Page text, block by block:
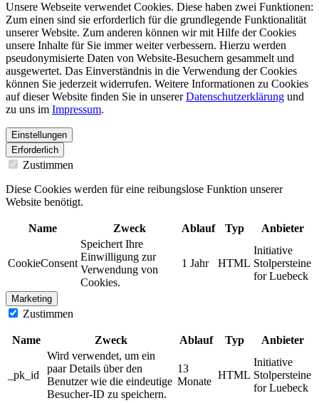
Unsere Webseite verwendet Cookies. Diese haben zwei Funktionen:
Zum einen sind sie erforderlich für die grundlegende Funktionalität
unserer Website. Zum anderen können wir mit Hilfe der Cookies
unsere Inhalte für Sie immer weiter verbessern. Hierzu werden
pseudonymisierte Daten von Website-Besuchern gesammelt und
ausgewertet. Das Einverständnis in die Verwendung der Cookies
können Sie jederzeit widerrufen. Weitere Informationen zu Cookies
auf dieser Website finden Sie in unsererDatenschutzerklärung und
zu uns im Impressum.
Einstellungen
Erforderlich
Zustimmen
Diese Cookies werden für eine reibungslose Funktion unserer
Website benötigt.
Name Zweck Ablauf Typ Anbieter
CookieConsent
Speichert Ihre
Einwilligung zur
Verwendung von
Cookies.
1 Jahr HTML
Initiative
Stolpersteine
for Luebeck
Marketing
Zustimmen
Name Zweck Ablauf Typ Anbieter
_pk_id
Wird verwendet, um ein
paar Details über den
Benutzer wie die eindeutige
Besucher-ID zu speichern.
13
Monate
HTML
Initiative
Stolpersteine
for Luebeck